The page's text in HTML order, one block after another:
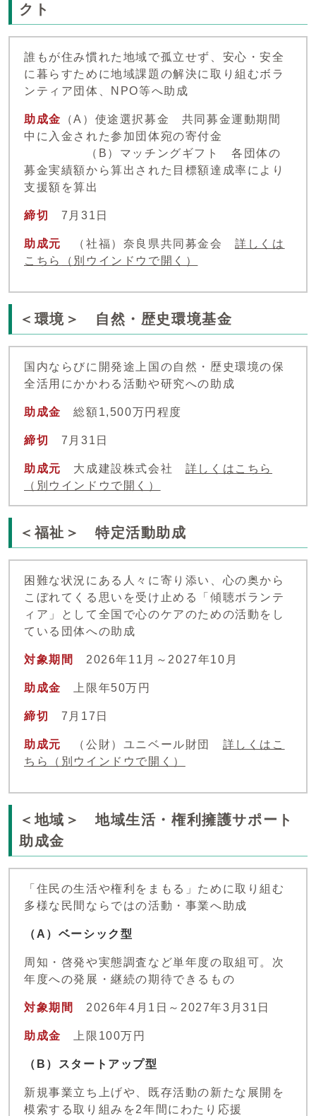
クト
誰もが住み慣れた地域で孤立せず、安心・安全
に暮らすために地域課題の解決に取り組むボラ
ンティア団体、NPO等へ助成
助成金
（A）使途選択募金 共同募金運動期間
中に入金された参加団体宛の寄付金
（B）マッチングギフト 各団体の
募金実績額から算出された目標額達成率により
支援額を算出
締切 7月31日
助成元 （社福）奈良県共同募金会詳しくは
こちら
（別ウインドウで開く）
＜環境＞ 自然・歴史環境基金
国内ならびに開発途上国の自然・歴史環境の保
全活用にかかわる活動や研究への助成
助成金総額1,500万円程度
締切 7月31日
助成元 大成建設株式会社 詳しくはこちら
（別ウインドウで開く）
＜福祉＞ 特定活動助成
困難な状況にある人々に寄り添い、心の奥から
こぼれてくる思いを受け止める「傾聴ボランテ
ィア」として全国で心のケアのための活動をし
ている団体への助成
対象期間 2026年11月～2027年10月
助成金 上限年50万円
締切 7月17日
助成元 （公財）ユニベール財団 詳しくはこ
ちら
（別ウインドウで開く）
＜地域＞ 地域生活・権利擁護サポート
助成金
「住民の生活や権利をまもる」ために取り組む
多様な民間ならではの活動・事業へ助成
（A）ベーシック型
周知・啓発や実態調査など単年度の取組可。次
年度への発展・継続の期待できるもの
対象期間 2026年4月1日～2027年3月31日
助成金 上限100万円
（B）スタートアップ型
新規事業立ち上げや、既存活動の新たな展開を
模索する取り組みを2年間にわたり応援